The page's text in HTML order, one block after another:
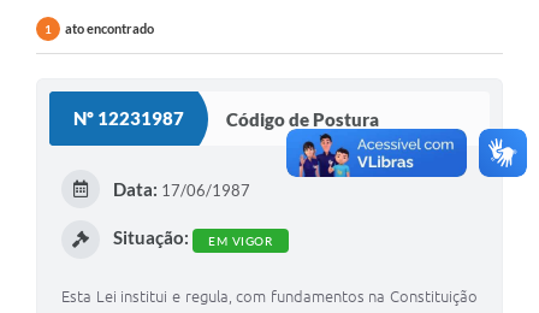
1 ato encontrado
Nº 12231987 Código de Postura
Data: 17/06/1987
Situação: EM VIGOR
Esta Lei institui e regula, com fundamentos na Constituição